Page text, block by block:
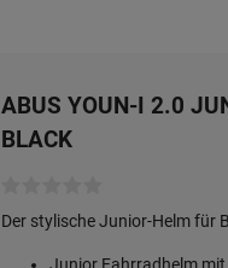
ABUS YOUN-I 2.0
BLACK
Der stylische Junior-Helm für
Junior Fahrradhelm mit